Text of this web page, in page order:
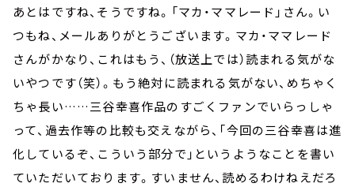
あとはですね、そうですね。「マカ・ママレード」さん。い
つもね、メールありがとうございます。マカ・ママレード
さんがかなり、これはもう、（放送上では）読まれる気がな
いやつです（笑）。もう絶対に読まれる気がない、めちゃく
ちゃ長い……三谷幸喜作品のすごくファンでいらっしゃ
って、過去作等の比較も交えながら、「今回の三谷幸喜は進
化しているぞ、こういう部分で」というようなことを書い
ていただいております。すいません、読めるわけねえだろ